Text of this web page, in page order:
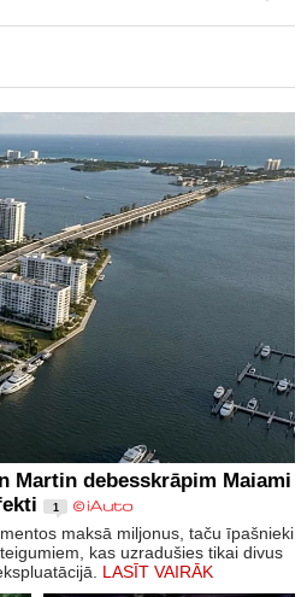
Martin debesskrāpim Maiami
1
maksā miljonus, taču īpašnieki
kas uzradušies tikai divus
LASĪT VAIRĀK